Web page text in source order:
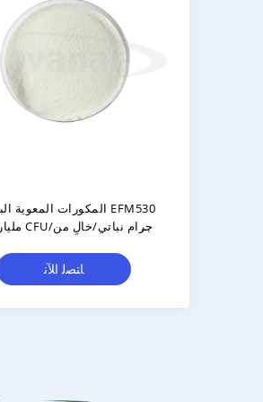
Pediococcus Acidilactici PA10 300
مليار CFU/جرام نباتي/خالي من
خالي من منتجات الألبان
ﺎﺘﺼﻟ ﺍﻶﻧ